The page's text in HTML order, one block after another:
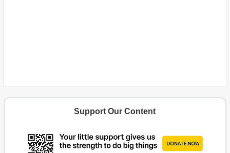
Support Our Content